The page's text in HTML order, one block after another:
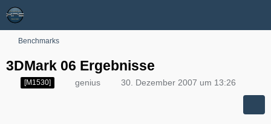
Benchmarks
3DMark 06 Ergebnisse
[M1530] genius 30. Dezember 2007 um 13:26